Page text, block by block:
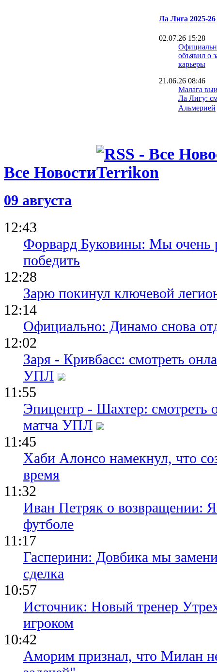
Ла Лига 2025-26
02.07.26 15:28
объявил о
карьеры
21.06.26 08:46
Малага
Ла Лигу:
Альмерией
Все Новости
09 августа
12:43
Форвард Буковины: Мы очень
победить
12:28
Зарю покинул ключевой
12:14
Официально: Динамо снова
12:02
Заря - Кривбасс: смотреть
УПЛ
11:55
Эпицентр - Шахтер: смотреть
матча УПЛ
11:45
Хаби Алонсо намекнул, что
время
11:32
Иван Петряк о возвращении:
футболе
11:17
Гасперини: Довбика мы
сделка
10:57
Источник: Новый тренер
игроком
10:42
Аморим признал, что Милан